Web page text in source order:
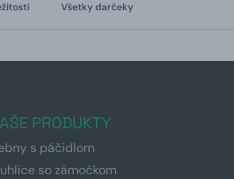
Všetky darčeky
PRODUKTY
s páčidlom
so zámočkom